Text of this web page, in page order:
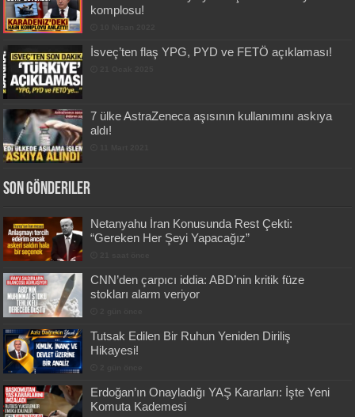
komplosu!
İsveç’ten flaş YPG, PYD ve FETÖ açıklaması!
7 ülke AstraZeneca aşısının kullanımını askıya
aldı!
Son Gönderiler
Netanyahu İran Konusunda Rest Çekti:
“Gereken Her Şeyi Yapacağız”
CNN’den çarpıcı iddia: ABD’nin kritik füze
stokları alarm veriyor
Tutsak Edilen Bir Ruhun Yeniden Diriliş
Hikayesi!
Erdoğan’ın Onayladığı YAŞ Kararları: İşte Yeni
Komuta Kademesi